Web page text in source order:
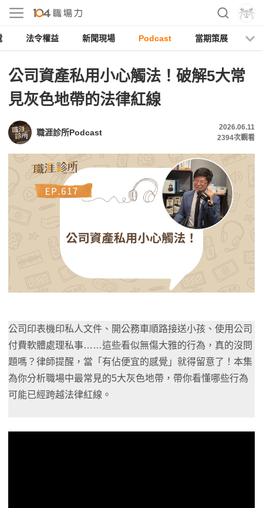
法令權益 新聞現場 Podcast 當期策展
公司資產私用小心觸法！破解5大常
見灰色地帶的法律紅線
職涯診所Podcast
2026.06.11
2394次觀看
公司印表機印私人文件、開公務車順路接送小孩、使用公司
付費軟體處理私事……這些看似無傷大雅的行為，真的沒問
題嗎？律師提醒，當「有佔便宜的感覺」就得留意了！本集
為你分析職場中最常見的5大灰色地帶，帶你看懂哪些行為
可能已經跨越法律紅線。